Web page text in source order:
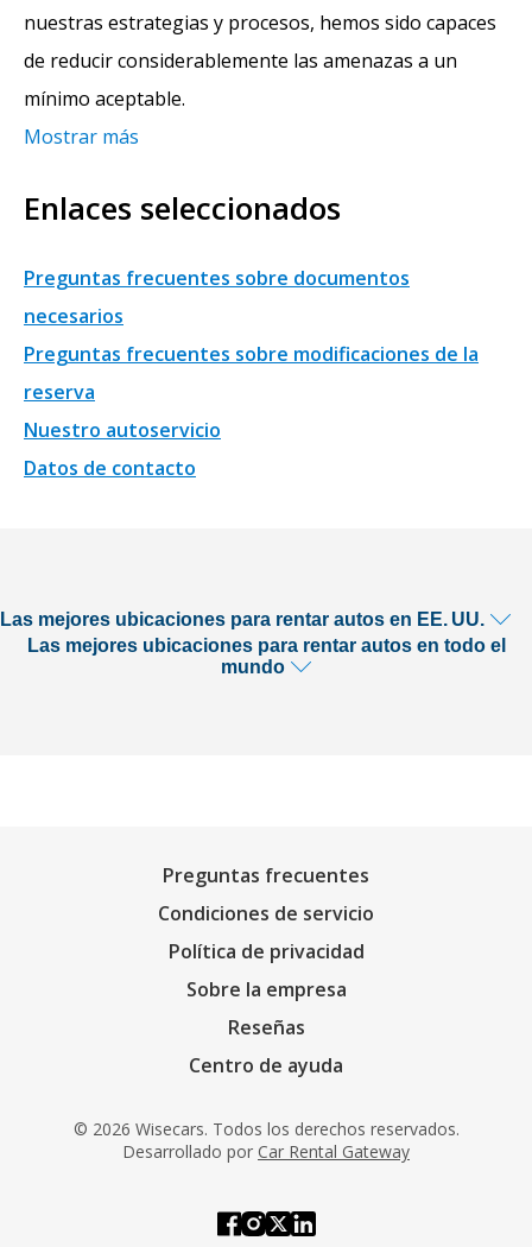
nuestras estrategias y procesos, hemos sido capaces
de reducir considerablemente las amenazas a un
mínimo aceptable.
Mostrar más
Enlaces seleccionados
Preguntas frecuentes sobre documentos
necesarios
Preguntas frecuentes sobre modificaciones de la
reserva
Nuestro autoservicio
Datos de contacto
Las mejores ubicaciones para rentar autos en EE. UU.
Las mejores ubicaciones para rentar autos en todo el
mundo
Preguntas frecuentes
Condiciones de servicio
Política de privacidad
Sobre la empresa
Reseñas
Centro de ayuda
© 2026 Wisecars. Todos los derechos reservados.
Desarrollado por Car Rental Gateway